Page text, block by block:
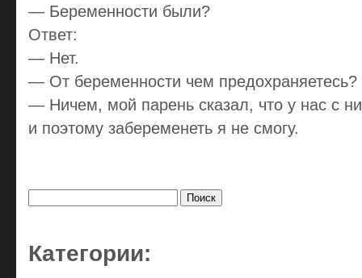
— Беременности были?
Ответ:
— Нет.
— От беременности чем предохраняетесь?
— Ничем, мой парень сказал, что у нас с
и поэтому забеременеть я не смогу.
Категории: